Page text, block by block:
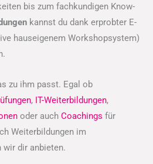
bis zum fachkundigen Know-
kannst du dank erprobter E-
hauseigenem Workshopsystem)
zu ihm passt. Egal ob
, IT-Weiterbildungen,
oder auch Coachings für
Weiterbildungen im
wir dir anbieten.